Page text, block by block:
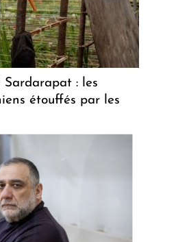
Sardarapat : les
étouffés par les